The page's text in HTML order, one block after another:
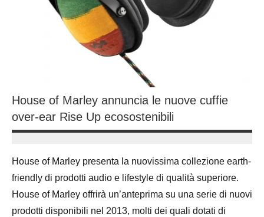
House of Marley annuncia le nuove cuffie
over-ear Rise Up ecosostenibili
Novembre
2016
Bassanelli
House of Marley presenta la nuovissima collezione earth-
friendly di prodotti audio e lifestyle di qualità superiore.
House of Marley offrirà un’anteprima su una serie di nuovi
prodotti disponibili nel 2013, molti dei quali dotati di